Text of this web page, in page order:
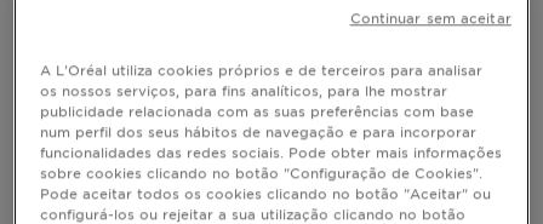
sejas uma iniciante ou uma especialista em coloração,
resultados profissionais facilmente.
Como pintar o cabelo em casa:
Descobre o nosso tutorial e guia
passo-a-passo
A L'Oréal utiliza cookies próprios e de terceiros para analisar
os nossos serviços, para fins analíticos, para lhe mostrar
publicidade relacionada com as suas preferências com base
num perfil dos seus hábitos de navegação e para incorporar
funcionalidades das redes sociais. Pode obter mais informações
sobre cookies clicando no botão "Configuração de Cookies".
Pode aceitar todos os cookies clicando no botão "Aceitar" ou
configurá-los ou rejeitar a sua utilização clicando no botão
Continuar sem aceitar